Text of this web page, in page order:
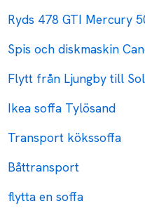
Ryds 478 GTI Mercury
Spis och diskmaskin
Flytt från Ljungby till
Ikea soffa Tylösand
Transport kökssoffa
Båttransport
flytta en soffa